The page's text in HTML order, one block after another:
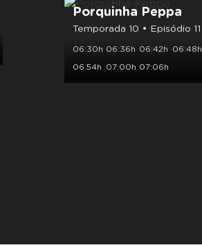
Porquinha Peppa
Temporada 10 • Episódio 11
06:30h 06:36h 06:42h 06:48h
06:54h 07:00h 07:06h